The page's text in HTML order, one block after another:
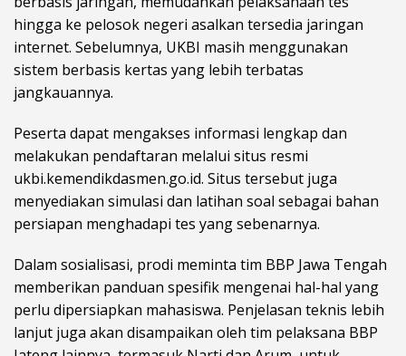
hingga ke pelosok negeri asalkan tersedia jaringan
internet. Sebelumnya, UKBI masih menggunakan
sistem berbasis kertas yang lebih terbatas
jangkauannya.
Peserta dapat mengakses informasi lengkap dan
melakukan pendaftaran melalui situs resmi
ukbi.kemendikdasmen.go.id. Situs tersebut juga
menyediakan simulasi dan latihan soal sebagai bahan
persiapan menghadapi tes yang sebenarnya.
Dalam sosialisasi, prodi meminta tim BBP Jawa Tengah
memberikan panduan spesifik mengenai hal-hal yang
perlu dipersiapkan mahasiswa. Penjelasan teknis lebih
lanjut juga akan disampaikan oleh tim pelaksana BBP